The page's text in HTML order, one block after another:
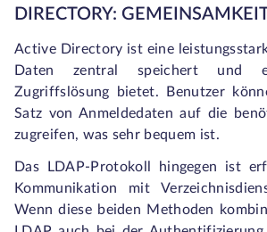
DIRECTORY:
Active Directory ist eine
Daten zentral speichert und
Zugriffslösung bietet. Benutzer
Satz von Anmeldedaten auf die
zugreifen, was sehr bequem ist.
Das LDAP-Protokoll hingegen ist
Kommunikation mit
Wenn diese beiden Methoden